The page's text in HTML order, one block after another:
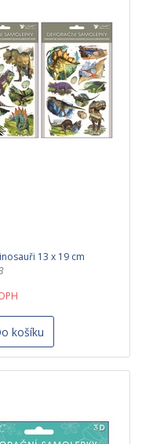
13 x 19 cm
košíku